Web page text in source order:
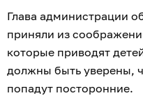
Глава администрации
приняли из
которые приводят
должны быть уверены,
попадут посторонние.